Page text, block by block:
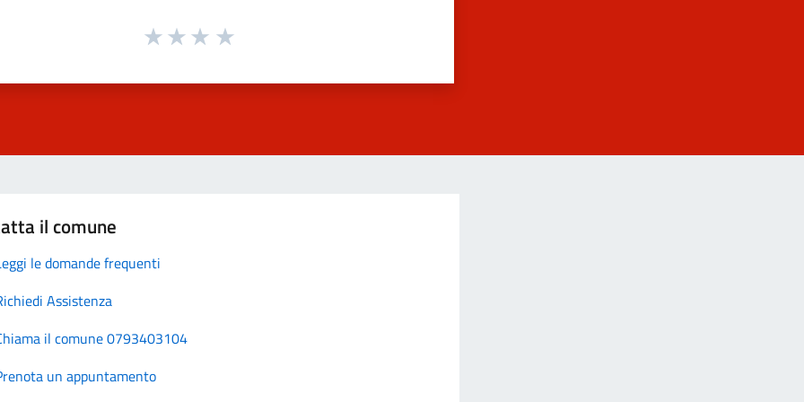
il comune
le domande frequenti
Assistenza
il comune 0793403104
un appuntamento